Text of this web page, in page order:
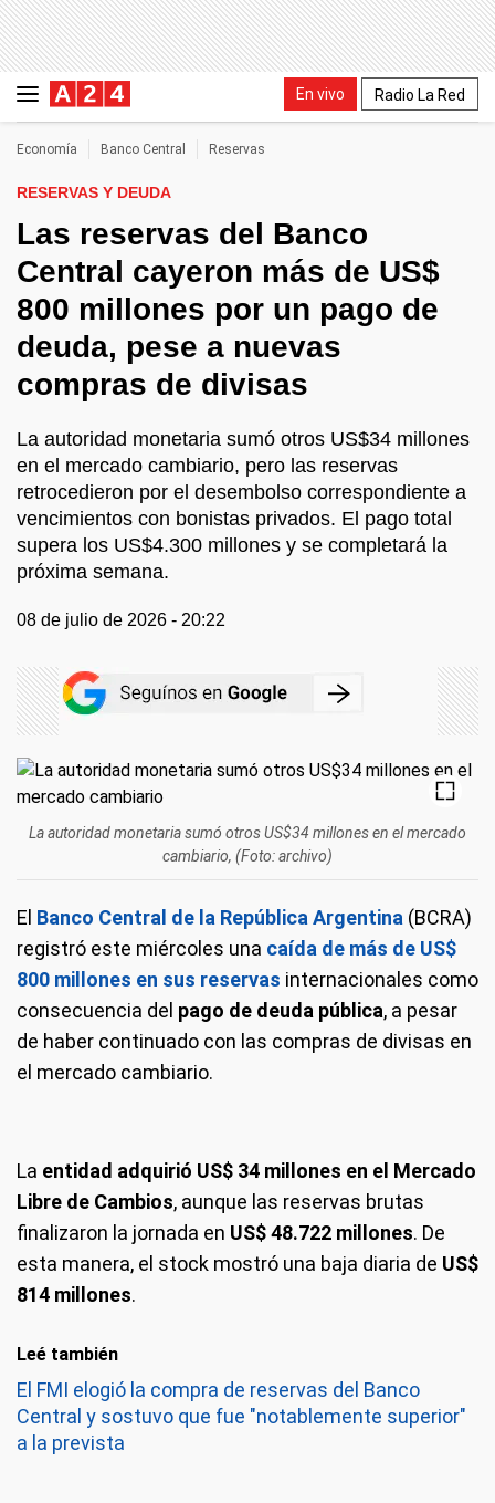
En vivo Radio La Red
Economía Banco Central Reservas
RESERVAS Y DEUDA
Las reservas del Banco
Central cayeron más de US$
800 millones por un pago de
deuda, pese a nuevas
compras de divisas
La autoridad monetaria sumó otros US$34 millones
en el mercado cambiario, pero las reservas
retrocedieron por el desembolso correspondiente a
vencimientos con bonistas privados. El pago total
supera los US$4.300 millones y se completará la
próxima semana.
08 de julio de 2026 - 20:22
La autoridad monetaria sumó otros US$34 millones en el mercado
cambiario, (Foto: archivo)
El Banco Central de la República Argentina (BCRA)
registró este miércoles una caída de más de US$
800 millones en sus reservas internacionales como
consecuencia del pago de deuda pública, a pesar
de haber continuado con las compras de divisas en
el mercado cambiario.
La entidad adquirió US$ 34 millones en el Mercado
Libre de Cambios, aunque las reservas brutas
finalizaron la jornada en US$ 48.722 millones. De
esta manera, el stock mostró una baja diaria de US$
814 millones.
Leé también
El FMI elogió la compra de reservas del Banco
Central y sostuvo que fue "notablemente superior"
a la prevista